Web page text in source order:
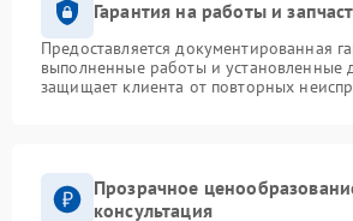
Гарантия на работы и
Предоставляется документированная
выполненные работы и установленные
защищает клиента от повторных
Прозрачное
консультация